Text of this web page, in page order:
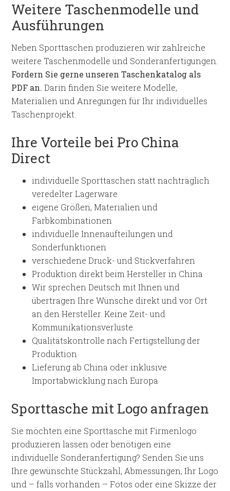
Weitere Taschenmodelle und
Ausführungen
Neben Sporttaschen produzieren wir zahlreiche
weitere Taschenmodelle und Sonderanfertigungen.
Fordern Sie gerne unseren Taschenkatalog als
PDF an. Darin finden Sie weitere Modelle,
Materialien und Anregungen für Ihr individuelles
Taschenprojekt.
Ihre Vorteile bei Pro China
Direct
individuelle Sporttaschen statt nachträglich
veredelter Lagerware
eigene Größen, Materialien und
Farbkombinationen
individuelle Innenaufteilungen und
Sonderfunktionen
verschiedene Druck- und Stickverfahren
Produktion direkt beim Hersteller in China
Wir sprechen Deutsch mit Ihnen und
übertragen Ihre Wünsche direkt und vor Ort
an den Hersteller. Keine Zeit- und
Kommunikationsverluste.
Qualitätskontrolle nach Fertigstellung der
Produktion
Lieferung ab China oder inklusive
Importabwicklung nach Europa
Sporttasche mit Logo anfragen
Sie möchten eine Sporttasche mit Firmenlogo
produzieren lassen oder benötigen eine
individuelle Sonderanfertigung? Senden Sie uns
Ihre gewünschte Stückzahl, Abmessungen, Ihr Logo
und – falls vorhanden – Fotos oder eine Skizze der